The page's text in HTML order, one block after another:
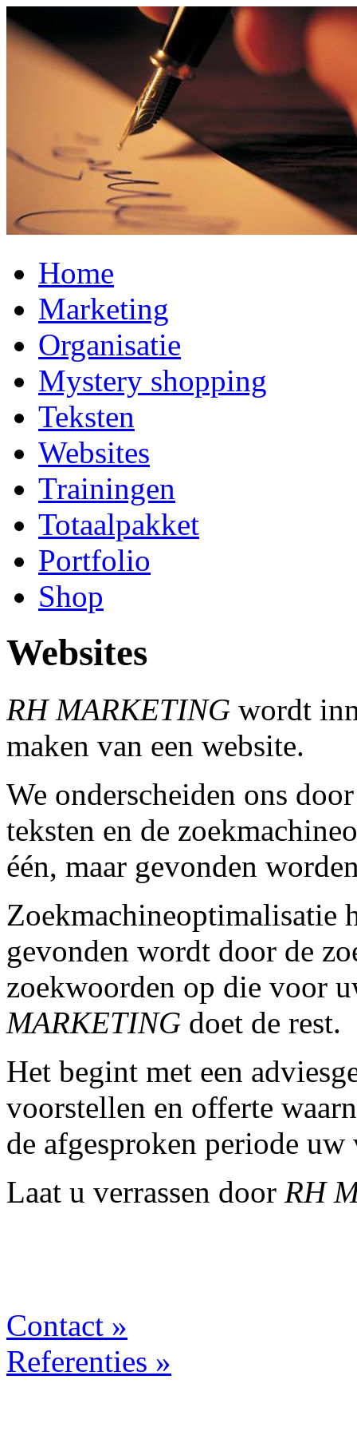
Home
Marketing
Organisatie
Mystery shopping
Teksten
Websites
Trainingen
Totaalpakket
Portfolio
Shop
Websites
RH MARKETING wordt
maken van een website.
We onderscheiden ons
teksten en de
één, maar gevonden
Zoekmachineoptimalisatie
gevonden wordt door de
zoekwoorden op die voor
MARKETING doet de rest.
Het begint met een
voorstellen en offerte
de afgesproken periode
Laat u verrassen door RH
Contact »
Referenties »